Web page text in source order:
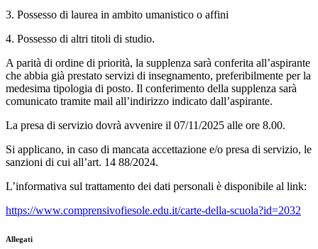
3. Possesso di laurea in ambito umanistico o affini
4. Possesso di altri titoli di studio.
A parità di ordine di priorità, la supplenza sarà conferita all’aspirante
che abbia già prestato servizi di insegnamento, preferibilmente per la
medesima tipologia di posto. Il conferimento della supplenza sarà
comunicato tramite mail all’indirizzo indicato dall’aspirante.
La presa di servizio dovrà avvenire il 07/11/2025 alle ore 8.00.
Si applicano, in caso di mancata accettazione e/o presa di servizio, le
sanzioni di cui all’art. 14 88/2024.
L’informativa sul trattamento dei dati personali è disponibile al link:
https://www.comprensivofiesole.edu.it/carte-della-scuola?id=2032
Allegati